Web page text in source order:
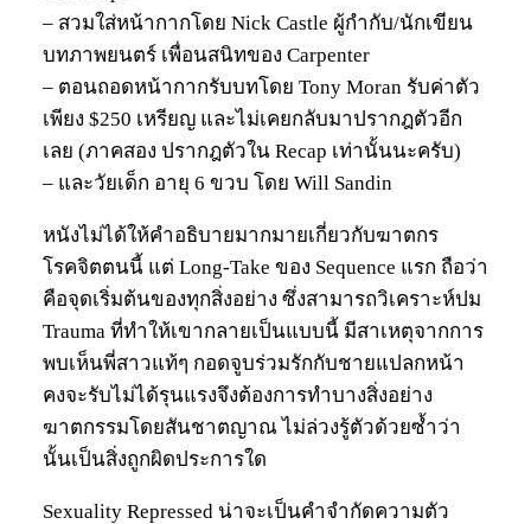
– สวมใส่หน้ากากโดย Nick Castle ผู้กำกับ/นักเขียน
บทภาพยนตร์ เพื่อนสนิทของ Carpenter
– ตอนถอดหน้ากากรับบทโดย Tony Moran รับค่าตัว
เพียง $250 เหรียญ และไม่เคยกลับมาปรากฎตัวอีก
เลย (ภาคสอง ปรากฎตัวใน Recap เท่านั้นนะครับ)
– และวัยเด็ก อายุ 6 ขวบ โดย Will Sandin
หนังไม่ได้ให้คำอธิบายมากมายเกี่ยวกับฆาตกร
โรคจิตตนนี้ แต่ Long-Take ของ Sequence แรก ถือว่า
คือจุดเริ่มต้นของทุกสิ่งอย่าง ซึ่งสามารถวิเคราะห์ปม
Trauma ที่ทำให้เขากลายเป็นแบบนี้ มีสาเหตุจากการ
พบเห็นพี่สาวแท้ๆ กอดจูบร่วมรักกับชายแปลกหน้า
คงจะรับไม่ได้รุนแรงจึงต้องการทำบางสิ่งอย่าง
ฆาตกรรมโดยสันชาตญาณ ไม่ล่วงรู้ตัวด้วยซ้ำว่า
นั้นเป็นสิ่งถูกผิดประการใด
Sexuality Repressed น่าจะเป็นคำจำกัดความตัว